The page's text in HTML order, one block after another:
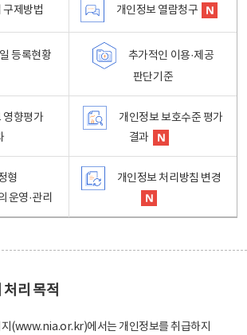
구제방법 개인정보 열람청구
등록현황
추가적인 이용·제공
판단기준
영향평가
개인정보 보호수준 평가
결과
형
운영·관리
개인정보 처리방침 변경
리 목적
지(www.nia.or.kr)에서는 개인정보를 취급하지